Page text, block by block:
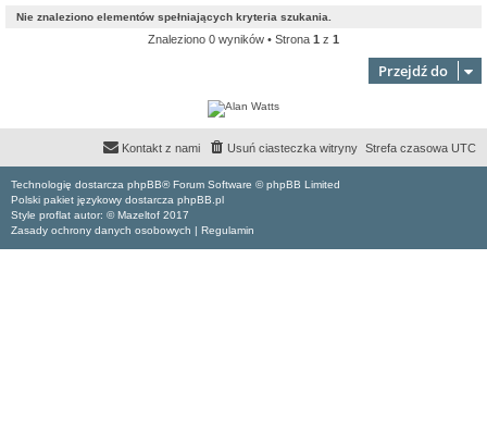
Nie znaleziono elementów spełniających kryteria szukania.
Znaleziono 0 wyników • Strona 1 z 1
Przejdź do
Strefa czasowa UTC
Usuń ciasteczka witryny
Kontakt z nami
Technologię dostarcza phpBB® Forum Software © phpBB Limited
Polski pakiet językowy dostarcza phpBB.pl
Style proflat autor: ©Mazeltof 2017
Zasady ochrony danych osobowych | Regulamin